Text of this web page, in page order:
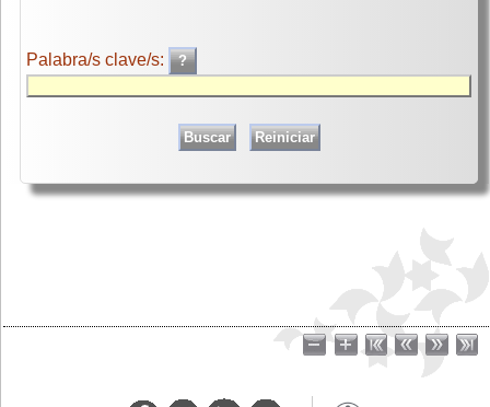
Palabra/s clave/s: